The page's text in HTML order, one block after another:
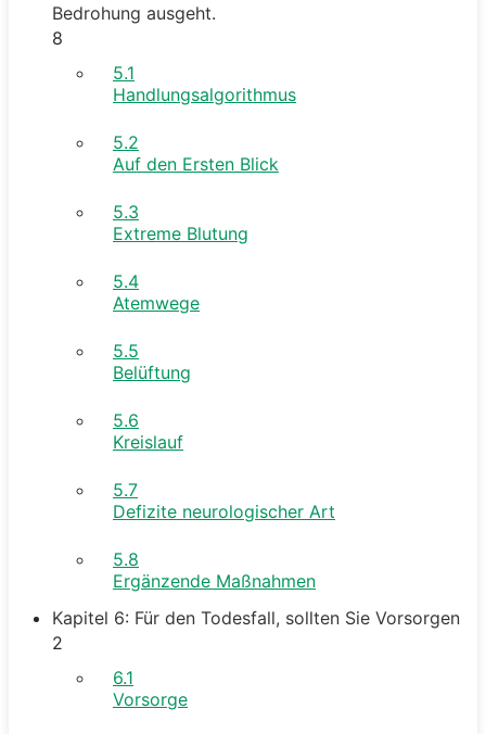
Bedrohung ausgeht.
8
5.1
Handlungsalgorithmus
5.2
Auf den Ersten Blick
5.3
Extreme Blutung
5.4
Atemwege
5.5
Belüftung
5.6
Kreislauf
5.7
Defizite neurologischer Art
5.8
Ergänzende Maßnahmen
Kapitel 6: Für den Todesfall, sollten Sie Vorsorgen
2
6.1
Vorsorge